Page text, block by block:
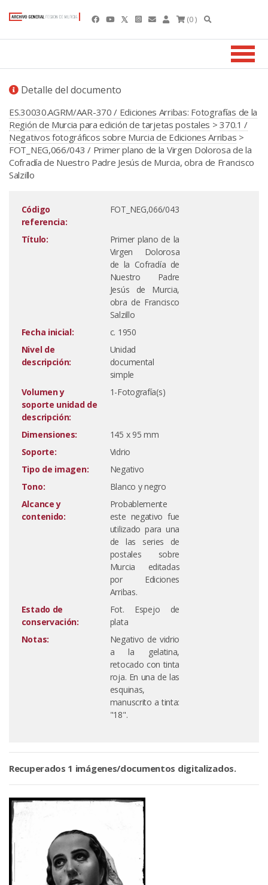
(0 )
Detalle del documento
ES.30030.AGRM/AAR-370 / Ediciones Arribas: Fotografías de la
Región de Murcia para edición de tarjetas postales >370.1 /
Negativos fotográficos sobre Murcia de Ediciones Arribas >
FOT_NEG,066/043 / Primer plano de la Virgen Dolorosa de la
Cofradía de Nuestro Padre Jesús de Murcia, obra de Francisco
Salzillo
Código
referencia:
FOT_NEG,066/043
Título:
Primer plano de la
Virgen Dolorosa
de la Cofradía de
Nuestro Padre
Jesús de Murcia,
obra de Francisco
Salzillo
Fecha inicial:
c. 1950
Nivel de
descripción:
Unidad
documental
simple
Volumen y
soporte unidad de
descripción:
1-Fotografía(s)
Dimensiones:
145 x 95 mm
Soporte:
Vidrio
Tipo de imagen:
Negativo
Tono:
Blanco y negro
Alcance y
contenido:
Probablemente
este negativo fue
utilizado para una
de las series de
postales sobre
Murcia editadas
por Ediciones
Arribas.
Estado de
conservación:
Fot. Espejo de
plata
Notas:
Negativo de vidrio
a la gelatina,
retocado con tinta
roja. En una de las
esquinas,
manuscrito a tinta:
"18".
Recuperados 1 imágenes/documentos digitalizados.